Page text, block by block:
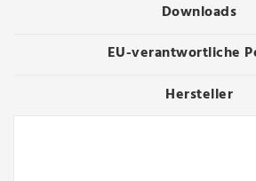
Downloads
EU-verantwortliche
Hersteller